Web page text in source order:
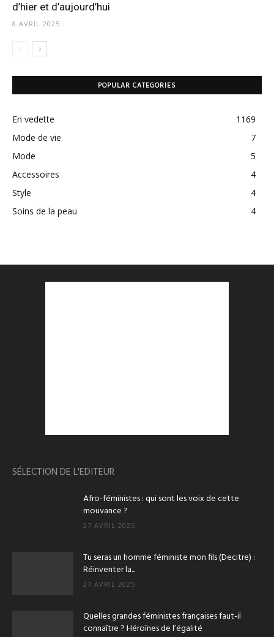
d’hier et d’aujourd’hui
8 AVRIL 2025
POPULAR CATEGORIES
En vedette
1169
Mode de vie
7
Mode
5
Accessoires
4
Style
4
Soins de la peau
4
SÉLECTION DE L'EDITEUR
Afro-féministes : qui sont les voix de cette
mouvance ?
27 AVRIL 2025
Tu seras un homme féministe mon fils (Decitre) :
Réinventer la...
27 AVRIL 2025
Quelles grandes féministes françaises faut-il
connaître ? Héroïnes de l’égalité